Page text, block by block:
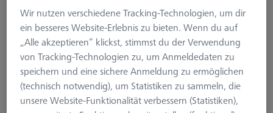
Drehtische
Normalien zum einmessen von Drehtischen.
Wir nutzen verschiedene Tracking-Technologien, um dir
ein besseres Website-Erlebnis zu bieten. Wenn du auf
„Alle akzeptieren“ klickst, stimmst du der Verwendung
von Tracking-Technologien zu, um Anmeldedaten zu
speichern und eine sichere Anmeldung zu ermöglichen
(technisch notwendig), um Statistiken zu sammeln, die
unsere Website-Funktionalität verbessern (Statistiken),